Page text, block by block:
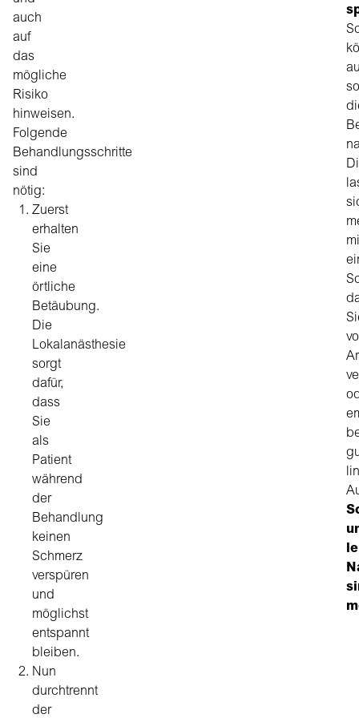
auch
auf
das
mögliche
Risiko
hinweisen.
Folgende
Behandlungsschritte
sind
nötig:
Zuerst
erhalten
Sie
eine
örtliche
Betäubung.
Die
Lokalanästhesie
sorgt
dafür,
dass
Sie
als
Patient
während
der
Behandlung
keinen
Schmerz
verspüren
und
möglichst
entspannt
bleiben.
Nun
durchtrennt
der